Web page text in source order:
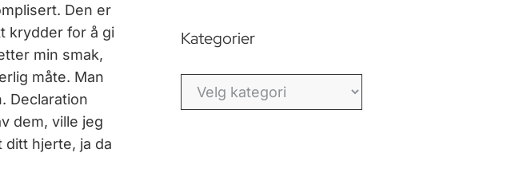
Den er
krydder for å gi
min smak,
måte. Man
Declaration
dem, ville jeg
hjerte, ja da
Kategorier
Kategorier